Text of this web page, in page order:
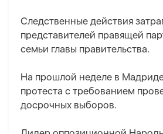
Следственные действия
представителей правящей
семьи главы правительства.
На прошлой неделе в
протеста с требованием
досрочных выборов.